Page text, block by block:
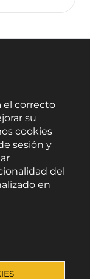
-
el correcto
su
cookies
sesión y
del
en